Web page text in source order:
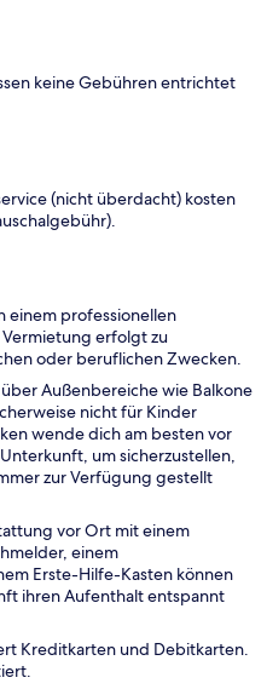
keine Gebühren entrichtet
(nicht überdacht) kosten
einem professionellen
erfolgt zu
oder beruflichen Zwecken.
Außenbereiche wie Balkone
nicht für Kinder
wende dich am besten vor
um sicherzustellen,
zur Verfügung gestellt
vor Ort mit einem
einem
Erste-Hilfe-Kasten können
ihren Aufenthalt entspannt
Kreditkarten und Debitkarten.